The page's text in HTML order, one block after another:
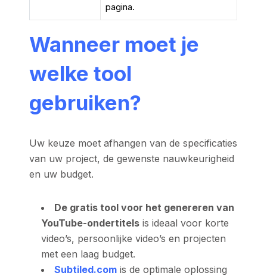
pagina.
Wanneer moet je
welke tool
gebruiken?
Uw keuze moet afhangen van de specificaties
van uw project, de gewenste nauwkeurigheid
en uw budget.
De gratis tool voor het genereren van
YouTube-ondertitels is ideaal voor korte
video’s, persoonlijke video’s en projecten
met een laag budget.
Subtiled.com is de optimale oplossing